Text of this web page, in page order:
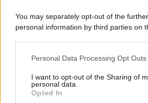
You may separately opt-out of the
personal information by third parties on
This information may also be disclosed
disclose it to other third parties.
Please note that this website/app uses
Personal Data Processing Opt Outs
I want to opt-out of the Sharing of
personal data.
Opted In
agosto 2026: Hope e
sempre più vicini,
Steffy nutre sospetti su Carter e
stia nascendoqualcosa di più